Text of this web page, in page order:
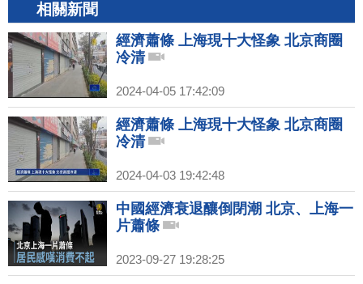
相關新聞
經濟蕭條 上海現十大怪象 北京商圈
冷清
2024-04-05 17:42:09
經濟蕭條 上海現十大怪象 北京商圈
冷清
2024-04-03 19:42:48
中國經濟衰退釀倒閉潮 北京、上海一
片蕭條
2023-09-27 19:28:25